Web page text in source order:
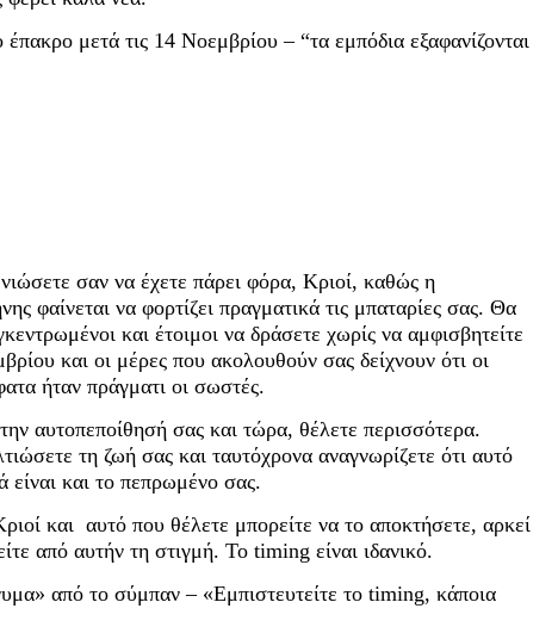
μετά τις 14 Νοεμβρίου – “τα εμπόδια εξαφανίζονται
σαν να έχετε πάρει φόρα, Κριοί, καθώς η
φαίνεται να φορτίζει πραγματικά τις μπαταρίες σας. Θα
και έτοιμοι να δράσετε χωρίς να αμφισβητείτε
και οι μέρες που ακολουθούν σας δείχνουν ότι οι
ήταν πράγματι οι σωστές.
αυτοπεποίθησή σας και τώρα, θέλετε περισσότερα.
τη ζωή σας και ταυτόχρονα αναγνωρίζετε ότι αυτό
είναι και το πεπρωμένο σας.
και αυτό που θέλετε μπορείτε να το αποκτήσετε, αρκεί
από αυτήν τη στιγμή. Το timing είναι ιδανικό.
από το σύμπαν – «Εμπιστευτείτε το timing, κάποια